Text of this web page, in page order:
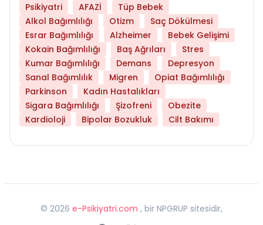
Psikiyatri AFAZİ
Tüp Bebek
Alkol Bağımlılığı
Otizm
Saç Dökülmesi
Esrar Bağımlılığı
Alzheimer
Bebek Gelişimi
Kokain Bağımlılığı
Baş Ağrıları
Stres
Kumar Bağımlılığı
Demans
Depresyon
Sanal Bağımlılık
Migren
Opiat Bağımlılığı
Parkinson
Kadın Hastalıkları
Sigara Bağımlılığı
Şizofreni
Obezite
Kardioloji
Bipolar Bozukluk Cilt Bakımı
© 2026 e-Psikiyatri.com , bir NPGRUP sitesidir,